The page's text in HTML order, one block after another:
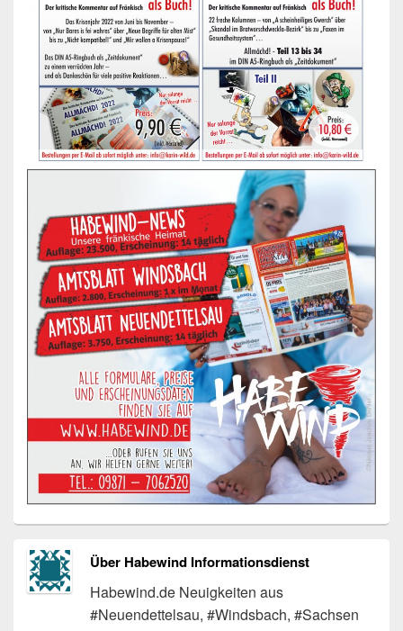
Über Habewind Informationsdienst
Habewind.de Neuigkeiten aus
#Neuendettelsau, #Windsbach, #Sachsen